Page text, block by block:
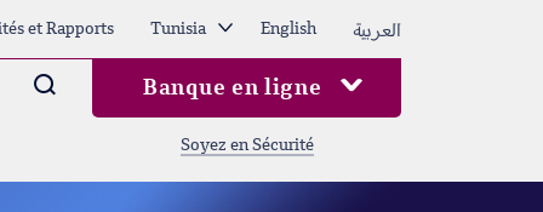
et Rapports Tunisia English العربية
Arama Banque en ligne
Soyez en Sécurité